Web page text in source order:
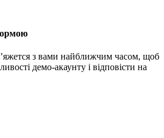
з вами найближчим часом, щоб
демо-акаунту і відповісти на